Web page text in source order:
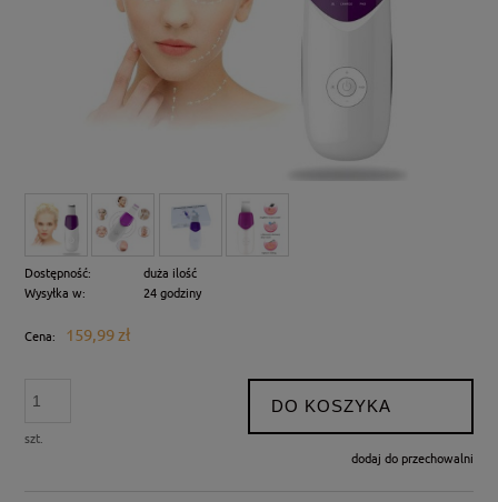
Dostępność:
duża ilość
Wysyłka w:
24 godziny
Cena: 159,99 zł
szt.
DO KOSZYKA
dodaj do przechowalni